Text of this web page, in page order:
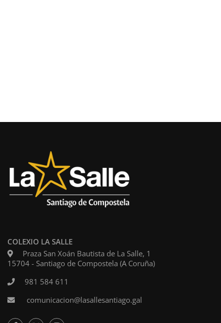
COLEXIO LA SALLE
Praza San Xoán Bautista de La Salle, 1
15704 - Santiago de Compostela (A Coruña)
981 584 611
comunicacion@lasallesantiago.gal